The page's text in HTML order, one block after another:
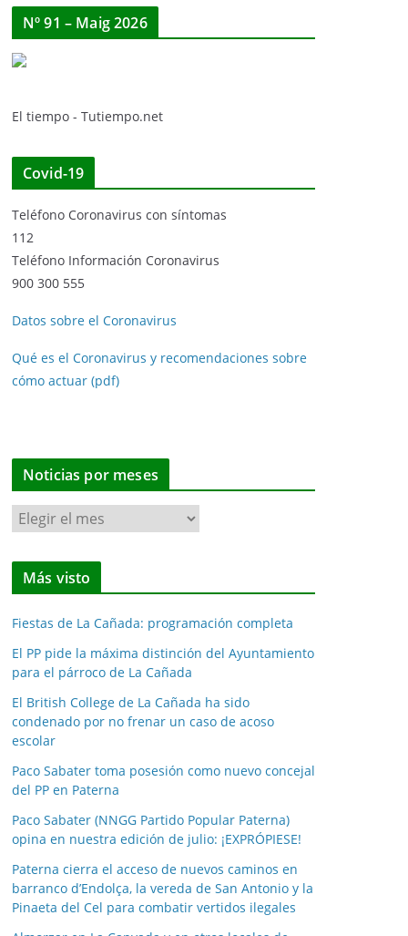
Nº 91 – Maig 2026
El tiempo - Tutiempo.net
Covid-19
Teléfono Coronavirus con síntomas
112
Teléfono Información Coronavirus
900 300 555
Datos sobre el Coronavirus
Qué es el Coronavirus y recomendaciones sobre
cómo actuar (pdf)
Noticias por meses
N
o
t
i
a
s
p
o
r
m
e
e
Más visto
Fiestas de La Cañada: programación completa
El PP pide la máxima distinción del Ayuntamiento
para el párroco de La Cañada
El British College de La Cañada ha sido
condenado por no frenar un caso de acoso
escolar
Paco Sabater toma posesión como nuevo concejal
del PP en Paterna
Paco Sabater (NNGG Partido Popular Paterna)
opina en nuestra edición de julio: ¡EXPRÓPIESE!
Paterna cierra el acceso de nuevos caminos en
barranco d’Endolça, la vereda de San Antonio y la
Pinaeta del Cel para combatir vertidos ilegales